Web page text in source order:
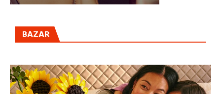
BAZAR